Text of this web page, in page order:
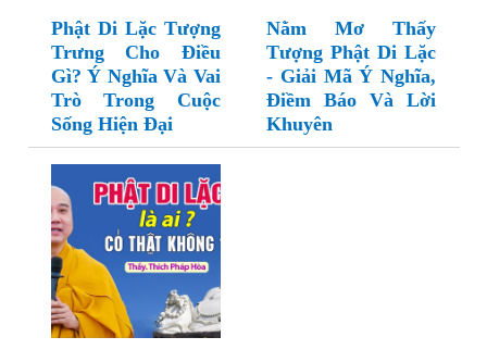
Phật Di Lặc Tượng
Trưng Cho Điều
Gì? Ý Nghĩa Và Vai
Trò Trong Cuộc
Sống Hiện Đại
Nằm Mơ Thấy
Tượng Phật Di Lặc
- Giải Mã Ý Nghĩa,
Điềm Báo Và Lời
Khuyên